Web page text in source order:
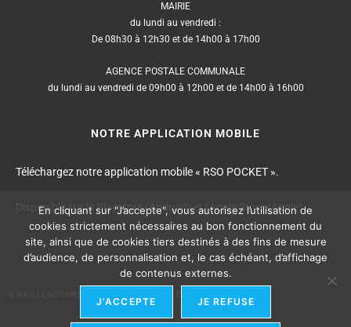
MAIRIE
du lundi au vendredi :
De 08h30 à 12h30 et de 14h00 à 17h00
AGENCE POSTALE COMMUNALE
du lundi au vendredi de 09h00 à 12h00 et de 14h00 à 16h00
NOTRE APPLICATION MOBILE
Téléchargez notre application mobile « RSO POCKET ».
Disponible sur le Playstore (Android) et l’Apple Store (Apple).
En cliquant sur "J’accepte", vous autorisez l’utilisation de
cookies strictement nécessaires au bon fonctionnement du
site, ainsi que de cookies tiers destinés à des fins de mesure
d’audience, de personnalisation et, le cas échéant, d’affichage
de contenus externes.
J'ACCEPTE JE REFUSE